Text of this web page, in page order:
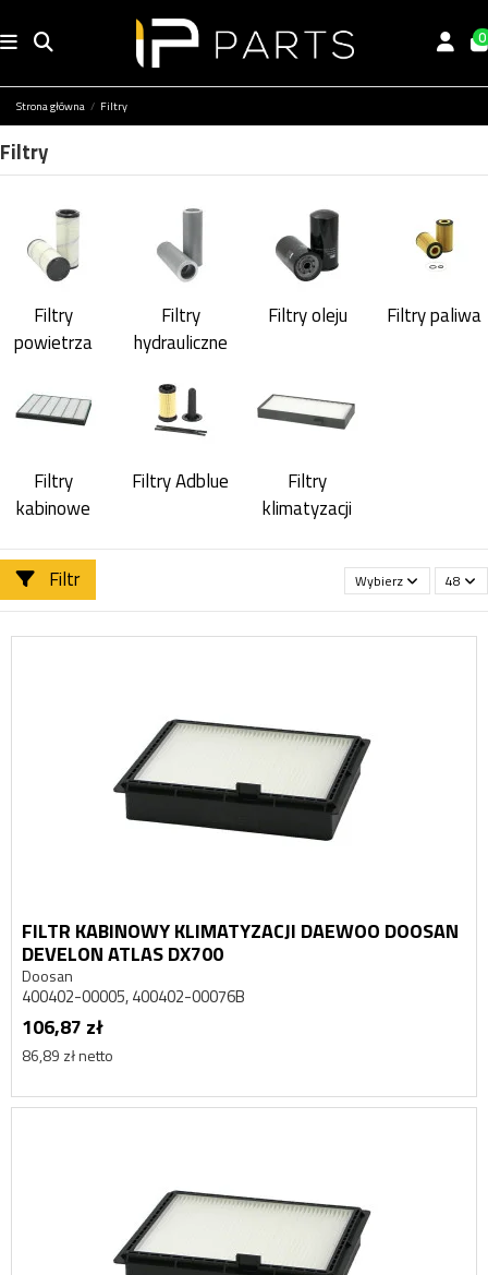
0
Strona główna Filtry
Filtry
Filtry
powietrza
Filtry
hydrauliczne
Filtry oleju Filtry paliwa
Filtry
kabinowe
Filtry Adblue
Filtry
klimatyzacji
Filtr Wybierz 48
FILTR KABINOWY KLIMATYZACJI DAEWOO DOOSAN
DEVELON ATLAS DX700
Doosan
400402-00005, 400402-00076B
106,87 zł
86,89 zł netto